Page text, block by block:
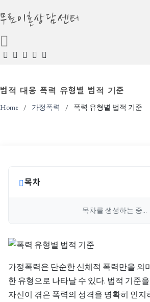
무료이혼상담센터
법적 대응 폭력 유형별 법적 기준
Home 가정폭력 폭력 유형별 법적 기준
목차
목차를 생성하는 중...
가정폭력은 단순한 신체적 폭력만을 의
한 유형으로 나타날 수 있다. 법적 기준
자신이 겪은 폭력의 성격을 명확히 인지